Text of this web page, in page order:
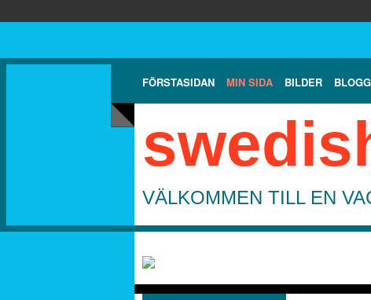
FÖRSTASIDAN MIN SIDA BILDER
VÄLKOMMEN TILL EN